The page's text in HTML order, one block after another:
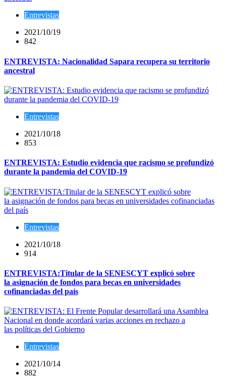
Entrevistas
2021/10/19
842
ENTREVISTA: Nacionalidad Sapara recupera su territorio
ancestral
Entrevistas
2021/10/18
853
ENTREVISTA: Estudio evidencia que racismo se profundizó
durante la pandemia del COVID-19
Entrevistas
2021/10/18
914
ENTREVISTA:Titular de la SENESCYT explicó sobre
la asignación de fondos para becas en universidades
cofinanciadas del país
Entrevistas
2021/10/14
882